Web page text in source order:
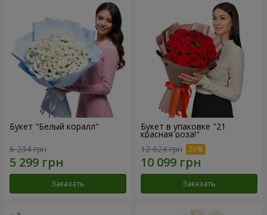
Букет "Белый коралл"
6 234 грн
Заказать
Букет в упаковке "21
красная роза!"
12 624 грн
Заказать